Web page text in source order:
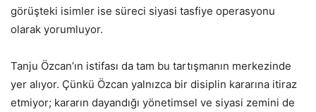
görüşteki isimler ise süreci siyasi tasfiye operasyonu
olarak yorumluyor.
Tanju Özcan’ın istifası da tam bu tartışmanın merkezinde
yer alıyor. Çünkü Özcan yalnızca bir disiplin kararına itiraz
etmiyor; kararın dayandığı yönetimsel ve siyasi zemini de